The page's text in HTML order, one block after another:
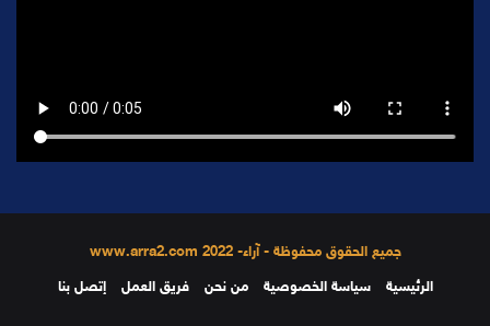
جميع الحقوق محفوظة - آراء- 2022 www.arra2.com
الرئيسية
سياسة الخصوصية من نحن فريق العمل إتصل بنا